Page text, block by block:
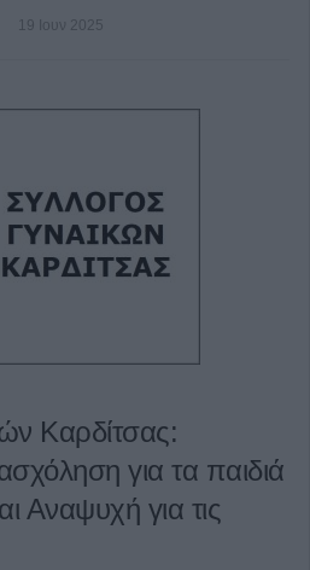
19 Ιουν 2025
Καρδίτσας:
για τα παιδιά
Αναψυχή για τις